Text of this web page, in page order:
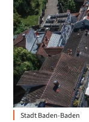
Stadt Baden-Baden